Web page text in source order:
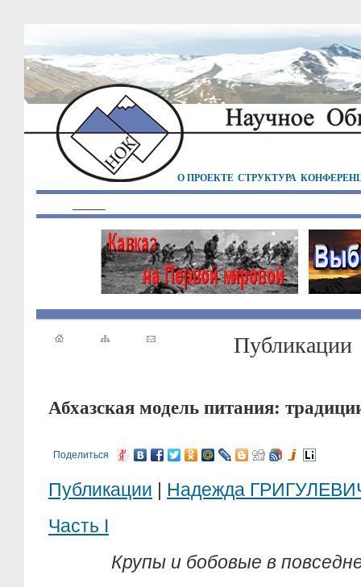
О ПРОЕКТЕ СТРУКТУРА
Публикации
Абхазская модель питания:
Поделиться
Публикации | Надежда
Часть I
Крупы и бобовые в